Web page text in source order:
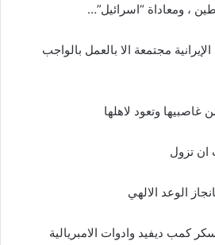
، ومعاداة “اسرائيل”…
مجتمعة الا بالعمل بالواجب
وتعود لاهلها
ان تزول
الوعد الالهي
كمب ديفيد وادوات الامبريالية